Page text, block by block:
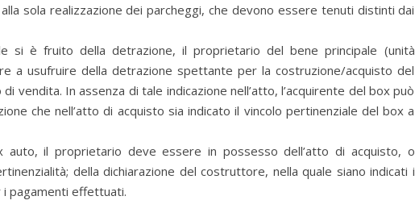
sola realizzazione dei parcheggi, che devono essere tenuti distinti dai
si è fruito della detrazione, il proprietario del bene principale (unità
a usufruire della detrazione spettante per la costruzione/acquisto del
vendita. In assenza di tale indicazione nell’atto, l’acquirente del box può
che nell’atto di acquisto sia indicato il vincolo pertinenziale del box a
auto, il proprietario deve essere in possesso dell’atto di acquisto, o
della dichiarazione del costruttore, nella quale siano indicati i
pagamenti effettuati.